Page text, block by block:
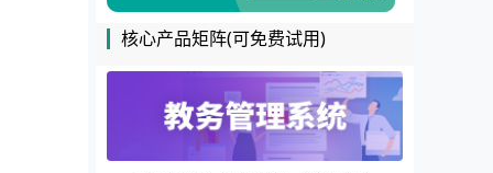
核心产品矩阵(可免费试用)